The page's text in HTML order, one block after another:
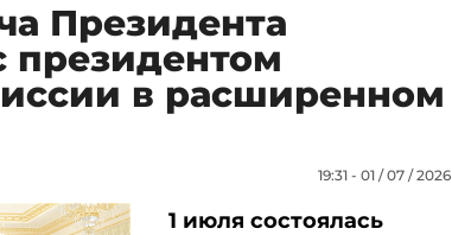
Президента
президентом
в расширенном
19:31 - 01 / 07 / 2026
1 июля состоялась